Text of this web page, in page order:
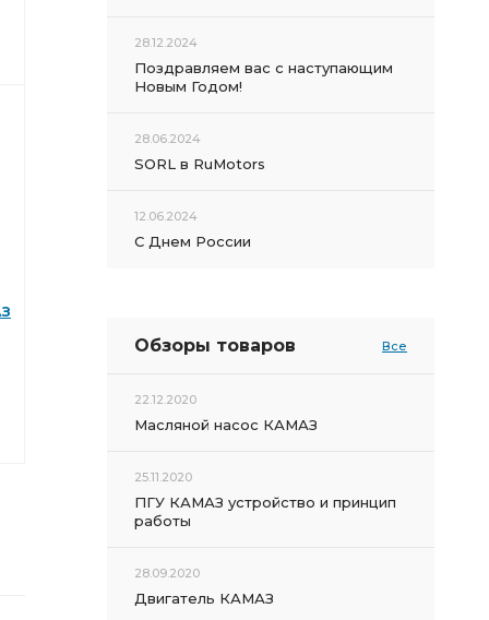
28.12.2024
Поздравляем вас с наступающим
Новым Годом!
28.06.2024
SORL в RuMotors
12.06.2024
С Днем России
Обзоры товаров Все
22.12.2020
Масляной насос КАМАЗ
25.11.2020
ПГУ КАМАЗ устройство и принцип
работы
28.09.2020
Двигатель КАМАЗ